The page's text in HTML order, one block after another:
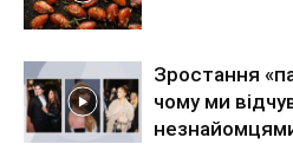
Зростання
чому ми